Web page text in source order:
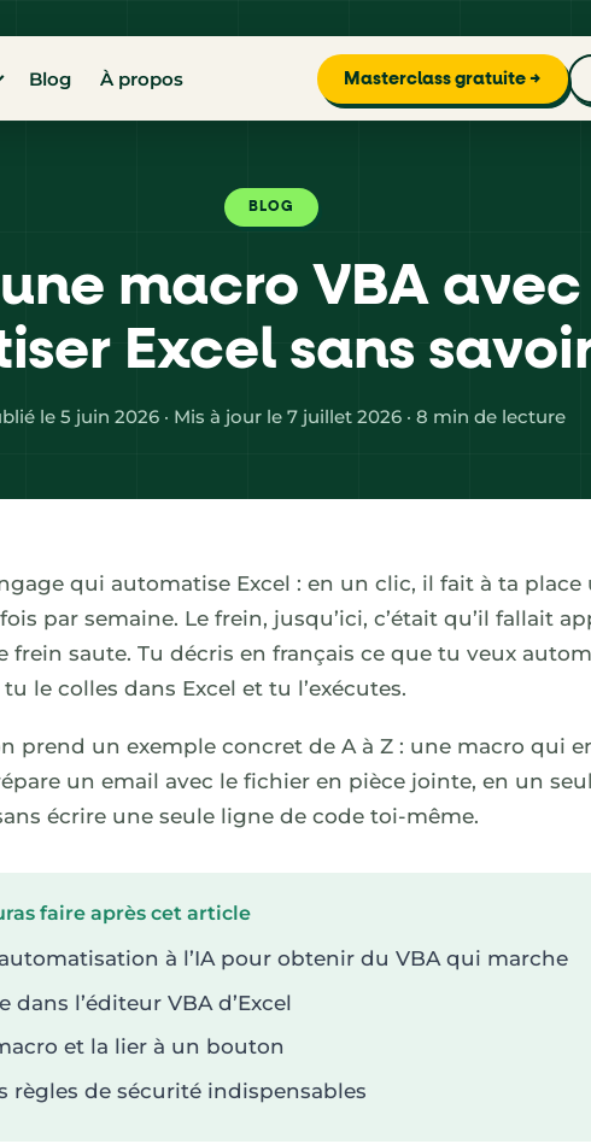
Blog À propos Masterclass gratuite →
BLOG
macro VBA avec
Excel sans
le 5 juin 2026 · Mis à jour le 7 juillet 2026 · 8 min de lecture
qui automatise Excel : en un clic, il fait à ta place
par semaine. Le frein, jusqu’ici, c’était qu’il fallait
frein saute. Tu décris en français ce que tu veux
le colles dans Excel et tu l’exécutes.
prend un exemple concret de A à Z : une macro qui
un email avec le fichier en pièce jointe, en un
écrire une seule ligne de code toi-même.
faire après cet article
à l’IA pour obtenir du VBA qui marche
dans l’éditeur VBA d’Excel
et la lier à un bouton
règles de sécurité indispensables